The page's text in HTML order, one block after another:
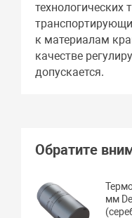
технологических
к материалам
качестве
допускается.
Обратите
мм